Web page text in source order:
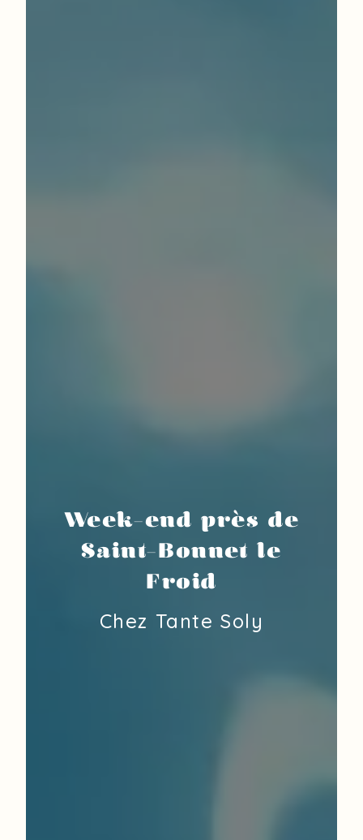
Week-end près de
Saint-Bonnet le
Froid
Chez Tante Soly